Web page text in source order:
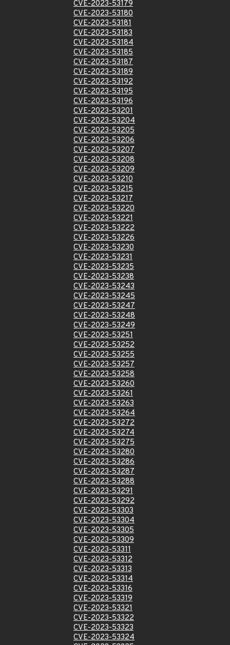
CVE-2023-53179
CVE-2023-53180
CVE-2023-53181
CVE-2023-53183
CVE-2023-53184
CVE-2023-53185
CVE-2023-53187
CVE-2023-53189
CVE-2023-53192
CVE-2023-53195
CVE-2023-53196
CVE-2023-53201
CVE-2023-53204
CVE-2023-53205
CVE-2023-53206
CVE-2023-53207
CVE-2023-53208
CVE-2023-53209
CVE-2023-53210
CVE-2023-53215
CVE-2023-53217
CVE-2023-53220
CVE-2023-53221
CVE-2023-53222
CVE-2023-53226
CVE-2023-53230
CVE-2023-53231
CVE-2023-53235
CVE-2023-53238
CVE-2023-53243
CVE-2023-53245
CVE-2023-53247
CVE-2023-53248
CVE-2023-53249
CVE-2023-53251
CVE-2023-53252
CVE-2023-53255
CVE-2023-53257
CVE-2023-53258
CVE-2023-53260
CVE-2023-53261
CVE-2023-53263
CVE-2023-53264
CVE-2023-53272
CVE-2023-53274
CVE-2023-53275
CVE-2023-53280
CVE-2023-53286
CVE-2023-53287
CVE-2023-53288
CVE-2023-53291
CVE-2023-53292
CVE-2023-53303
CVE-2023-53304
CVE-2023-53305
CVE-2023-53309
CVE-2023-53311
CVE-2023-53312
CVE-2023-53313
CVE-2023-53314
CVE-2023-53316
CVE-2023-53319
CVE-2023-53321
CVE-2023-53322
CVE-2023-53323
CVE-2023-53324